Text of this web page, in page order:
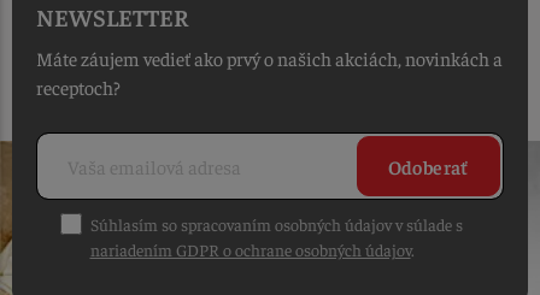
NEWSLETTER
Máte záujem vedieť ako prvý o našich akciách, novinkách a
receptoch?
Odoberať
Súhlasím so spracovaním osobných údajov v súlade s
nariadením GDPR o ochrane osobných údajov.